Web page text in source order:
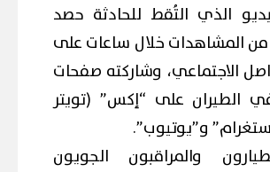
الذي التُقط للحادثة حصد
من المشاهدات خلال ساعات على
الاجتماعي، وشاركته صفحات
الطيران على “إكس” (تويتر
و”يوتيوب”.
والمراقبون الجويون